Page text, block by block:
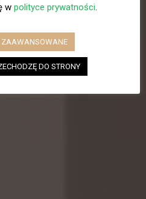
w polityce prywatności.
ZAAWANSOWANE
DO STRONY